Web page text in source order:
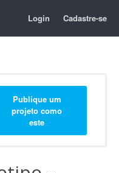
Login Cadastre-se
Publique um
projeto como
este